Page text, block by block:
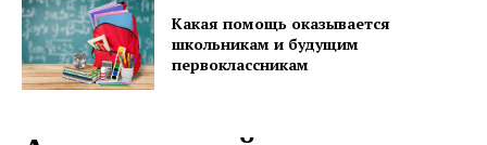
Какая помощь оказывается
школьникам и будущим
первоклассникам